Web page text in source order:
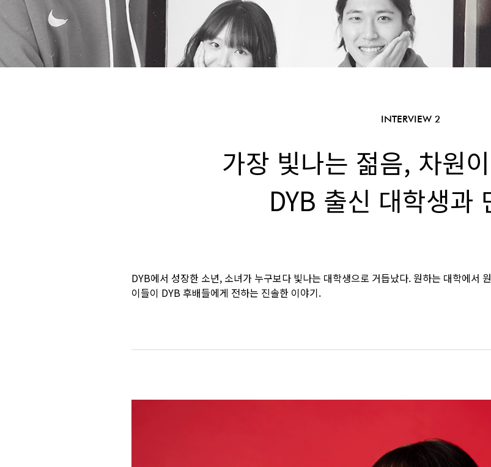
INTERVIEW 2
가장 빛나는 젊음, 차원
DYB 출신 대학생과
DYB에서 성장한 소년, 소녀가 누구보다 빛나는 대학생으로 거듭났다. 원하는 대학에서
이들이 DYB 후배들에게 전하는 진솔한 이야기.